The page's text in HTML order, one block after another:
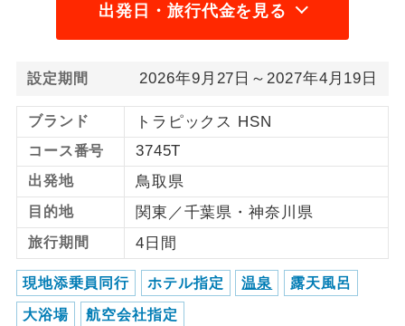
出発日・旅行代金を見る
設定期間 2026年9月27日～2027年4月19日
ブランド トラピックス HSN
コース番号 3745T
出発地 鳥取県
目的地 関東／千葉県・神奈川県
旅行期間 4日間
現地添乗員同行 ホテル指定 温泉 露天風呂
大浴場 航空会社指定
ご夫婦限定
女性限定でご参加いただけるコースで
す。
年齢制限あり
ご参加にあたり年齢に制限があるコース
です。
航空会社指定
利用航空会社が指定なので、ご出発の計
画にとても便利です。
ご紹介するホテルを指定したコースで
す。
おひとり様バ
おひとり様でバス席を2席利⽤できま